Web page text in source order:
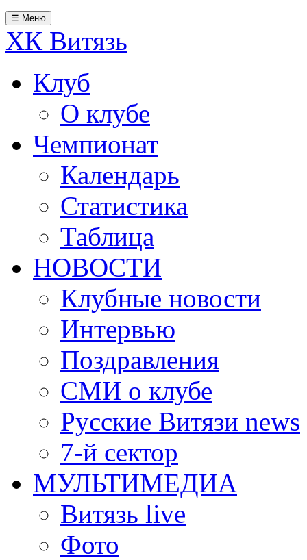
☰ Меню
ХК Витязь
Клуб
О клубе
Чемпионат
Календарь
Статистика
Таблица
НОВОСТИ
Клубные новости
Интервью
Поздравления
СМИ о клубе
Русские Витязи news
7-й сектор
МУЛЬТИМЕДИА
Витязь live
Фото